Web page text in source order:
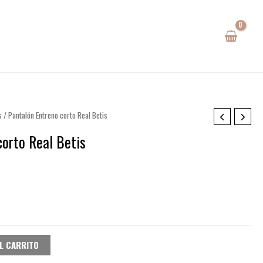
/ Pantalón Entreno corto Real Betis
Real Betis
CARRITO